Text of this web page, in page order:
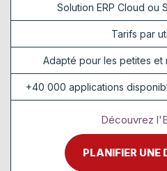
Solution ERP Cloud ou
Tarifs par
Adapté pour les petites et
+40 000 applications
Découvrez
PLANIFIER UNE